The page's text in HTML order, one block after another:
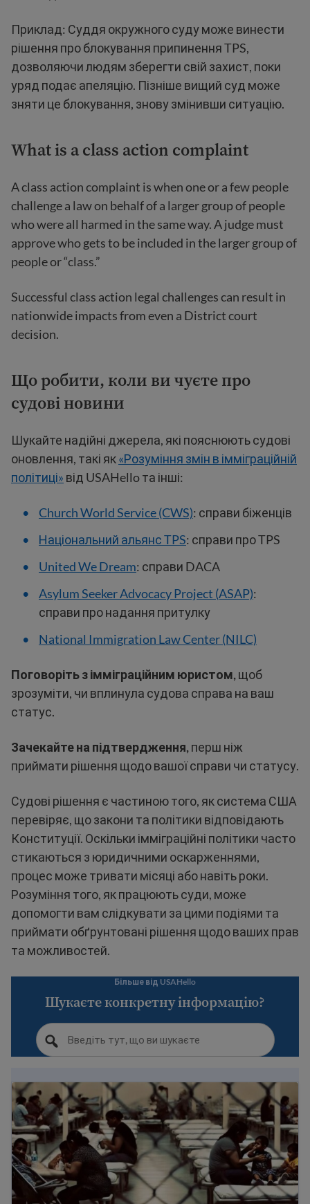
Приклад: Суддя окружного суду може винести
рішення про блокування припинення TPS,
дозволяючи людям зберегти свій захист, поки
уряд подає апеляцію. Пізніше вищий суд може
зняти це блокування, знову змінивши ситуацію.
What is a class action complaint
A class action complaint is when one or a few people
challenge a law on behalf of a larger group of people
who were all harmed in the same way. A judge must
approve who gets to be included in the larger group of
people or “class.”
Successful class action legal challenges can result in
nationwide impacts from even a District court
decision.
Що робити, коли ви чуєте про
судові новини
Шукайте надійні джерела, які пояснюють судові
оновлення, такі як«Розуміння змін в імміграційній
політиці» від USAHello та інші:
Church World Service (CWS): справи біженців
Національний альянс TPS: справи про TPS
United We Dream: справи DACA
Asylum Seeker Advocacy Project (ASAP):
справи про надання притулку
National Immigration Law Center (NILC)
Поговоріть з імміграційним юристом, щоб
зрозуміти, чи вплинула судова справа на ваш
статус.
Зачекайте на підтвердження, перш ніж
приймати рішення щодо вашої справи чи статусу.
Судові рішення є частиною того, як система США
перевіряє, що закони та політики відповідають
Конституції. Оскільки імміграційні політики часто
стикаються з юридичними оскарженнями,
процес може тривати місяці або навіть роки.
Розуміння того, як працюють суди, може
допомогти вам слідкувати за цими подіями та
приймати обґрунтовані рішення щодо ваших прав
та можливостей.
Більше від USAHello
Шукаєте конкретну інформацію?
Чого очікувати в центрах тримання незаконних